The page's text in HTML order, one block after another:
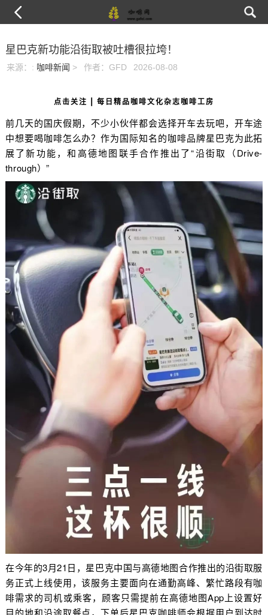
星巴克新功能沿街取被吐槽很拉垮！
来源： : 咖啡新闻 > 作者：GFD 2026-08-08
点击关注 | 每日精品咖啡文化杂志咖啡工房
前几天的国庆假期，不少小伙伴都会选择开车去玩吧，开车途
中想要喝咖啡怎么办？作为国际知名的咖啡品牌星巴克为此拓
展了新功能，和高德地图联手合作推出了“沿街取（Drive-
through）”
在今年的3月21日，星巴克中国与高德地图合作推出的沿街取服
务正式上线使用，该服务主要面向在通勤高峰、繁忙路段有咖
啡需求的司机或乘客，顾客只需提前在高德地图App上设置好
目的地和沿途取餐点，下单后星巴克咖啡师会根据用户到达时